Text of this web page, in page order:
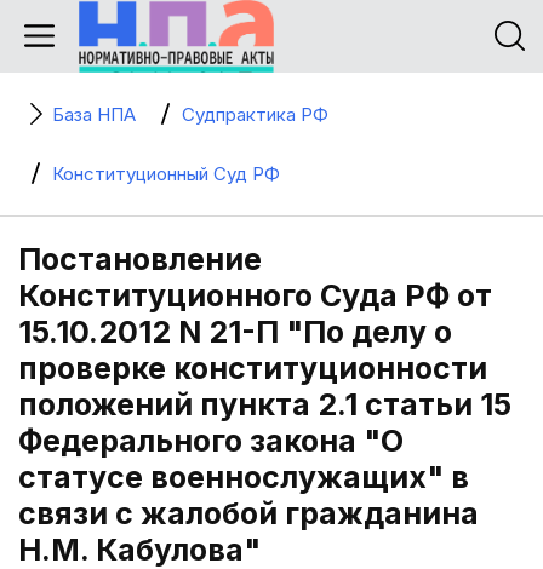
База НПА Судпрактика РФ
Конституционный Суд РФ
Постановление
Конституционного Суда РФ от
15.10.2012 N 21-П "По делу о
проверке конституционности
положений пункта 2.1 статьи 15
Федерального закона "О
статусе военнослужащих" в
связи с жалобой гражданина
Н.М. Кабулова"